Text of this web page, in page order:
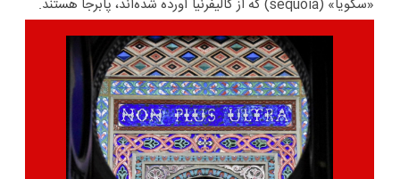
«سکویا» (sequoia) که از کالیفرنیا آورده شده‌اند، پابرجا هستند.